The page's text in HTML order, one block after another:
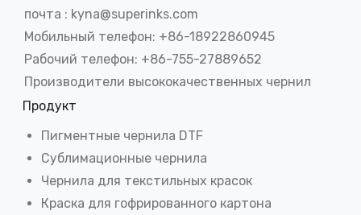
почта : kyna@superinks.com
Мобильный телефон: +86-18922860945
Рабочий телефон: +86-755-27889652
Производители высококачественных чернил
Продукт
Пигментные чернила DTF
Сублимационные чернила
Чернила для текстильных красок
Краска для гофрированного картона